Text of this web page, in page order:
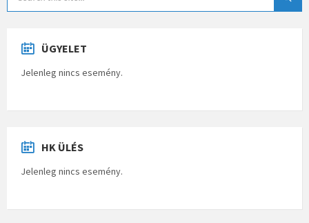
ÜGYELET
Jelenleg nincs esemény.
HK ÜLÉS
Jelenleg nincs esemény.